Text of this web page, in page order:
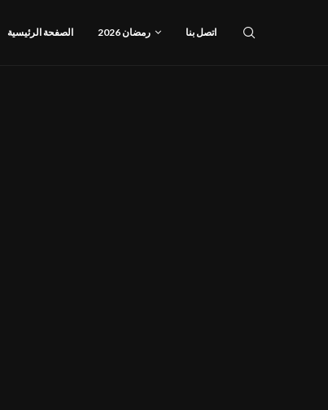
الصفحة الرئيسية رمضان 2026 اتصل بنا